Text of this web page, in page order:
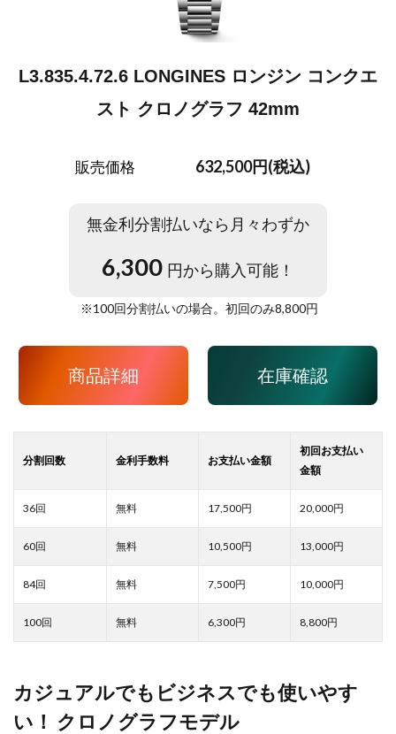
L3.835.4.72.6 LONGINES ロンジン コンクエ
スト クロノグラフ 42mm
販売価格 632,500円(税込)
無金利分割払いなら月々わずか
6,300 円から購入可能！
※100回分割払いの場合。初回のみ8,800円
商品詳細 在庫確認
17,500 20,000
10,500 13,000
7,500 10,000
6,300 8,800
カジュアルでもビジネスでも使いやす
い！ クロノグラフモデル